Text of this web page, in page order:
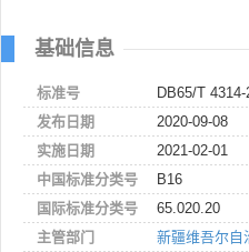
基础信息
标准号
DB65/T 4314-
发布日期
2020-09-08
实施日期
2021-02-01
中国标准分类号
B16
国际标准分类号
65.020.20
主管部门
新疆维吾尔自